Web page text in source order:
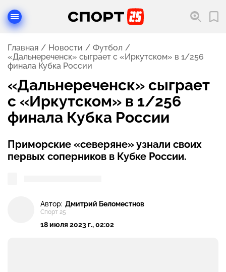
Главная Новости
Футбол
«Дальнереченск» сыграет с «Иркутском» в 1/256
финала Кубка России
«Дальнереченск» сыграет
с «Иркутском» в 1/256
финала Кубка России
Приморские «северяне» узнали своих
первых соперников в Кубке России.
Автор: Дмитрий Беломестнов
Спорт 25
18 июля 2023 г., 02:02